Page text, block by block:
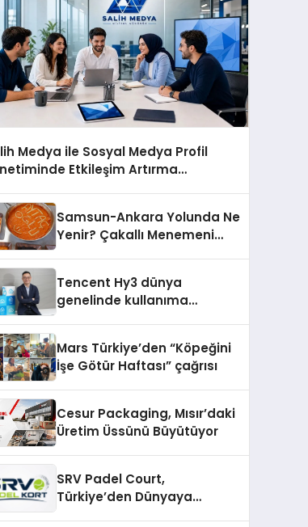
Medya ile Sosyal Medya Profil
Etkileşim Artırma
Samsun-Ankara Yolunda Ne
Yenir? Çakallı Menemeni
Tencent Hy3 dünya
genelinde kullanıma
Mars Türkiye’den “Köpeğini
İşe Götür Haftası” çağrısı
Cesur Packaging, Mısır’daki
Üretim Üssünü Büyütüyor
SRV Padel Court,
Türkiye’den Dünyaya